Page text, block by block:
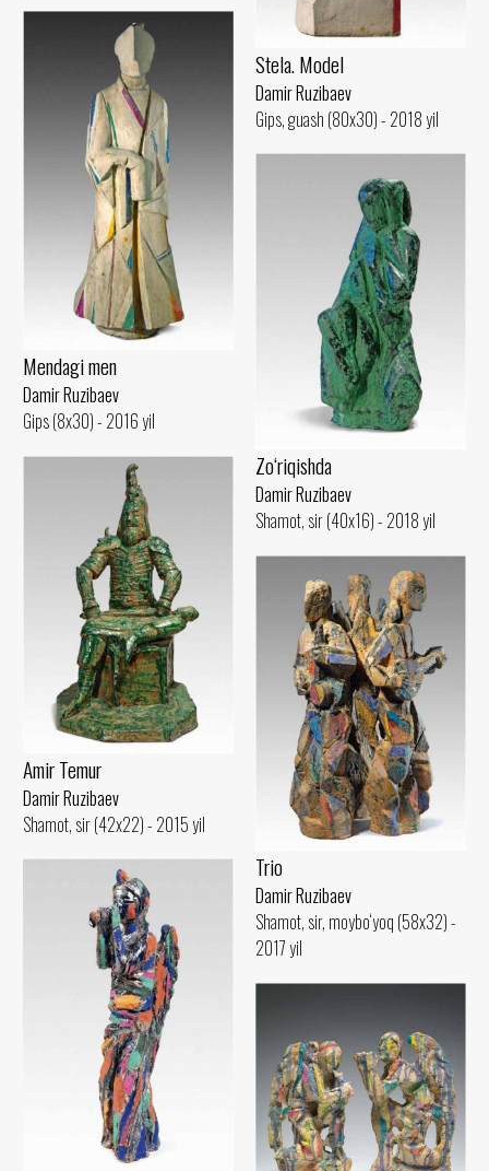
Stela. Model
Damir Ruzibaev
Gips, guash (80x30) - 2018 yil
Mendagi men
Damir Ruzibaev
Gips (8x30) - 2016 yil
Zo‘riqishda
Damir Ruzibaev
Shamot, sir (40x16) - 2018 yil
Amir Temur
Damir Ruzibaev
Shamot, sir (42x22) - 2015 yil
Trio
Damir Ruzibaev
Shamot, sir, moybo‘yoq (58x32) -
2017 yil